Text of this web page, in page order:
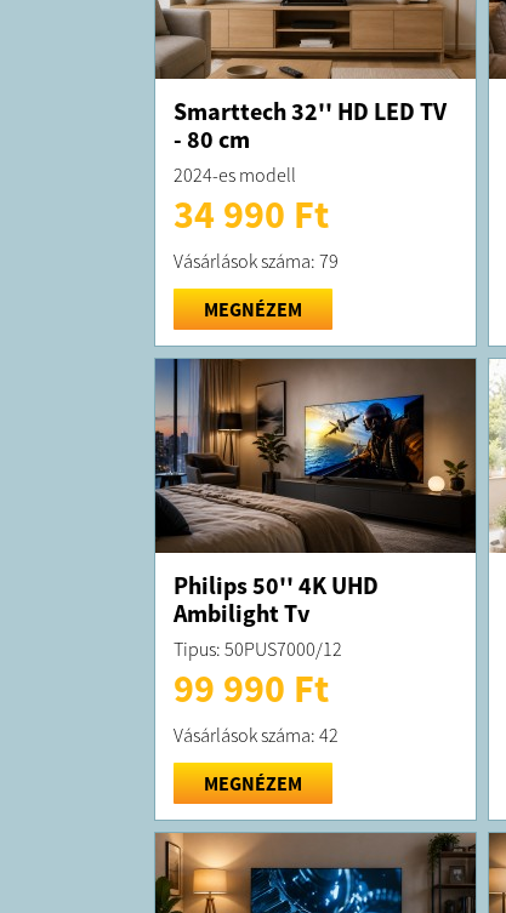
Smarttech 32'' HD LED TV
- 80 cm
2024-es modell
34 990 Ft
Vásárlások száma: 79
MEGNÉZEM
Philips 50'' 4K UHD
Ambilight Tv
Tipus: 50PUS7000/12
99 990 Ft
Vásárlások száma: 42
MEGNÉZEM